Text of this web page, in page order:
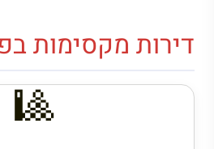
דירות מקסימות
🎱